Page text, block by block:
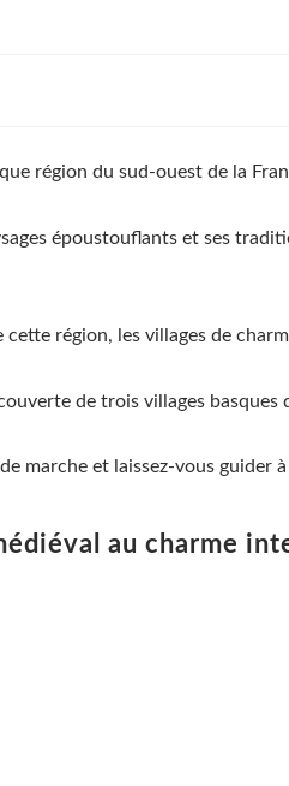
région du sud-ouest de la
époustouflants et ses
cette région, les villages de
de trois villages
marche et laissez-vous guider
au charme